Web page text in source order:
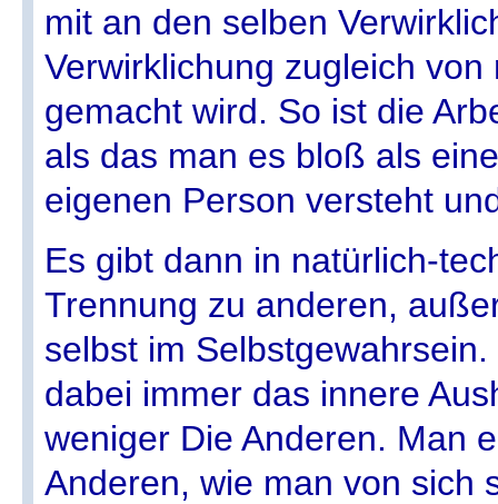
mit an den selben
Verwirklichung zugleich
gemacht wird. So ist die
als das man es bloß als
eigenen Person versteht
Es gibt dann in natürlich-
Trennung zu anderen,
selbst im
dabei immer das innere
weniger Die Anderen. Man
Anderen, wie man von sich